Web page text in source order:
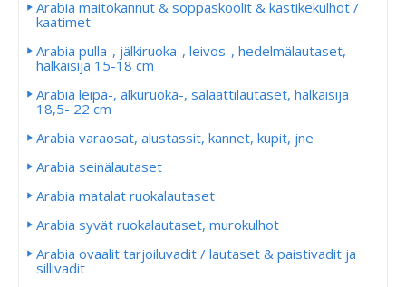
Arabia maitokannut & soppaskoolit & kastikekulhot /
kaatimet
Arabia pulla-, jälkiruoka-, leivos-, hedelmälautaset,
halkaisija 15-18 cm
Arabia leipä-, alkuruoka-, salaattilautaset, halkaisija
18,5- 22 cm
Arabia varaosat, alustassit, kannet, kupit, jne
Arabia seinälautaset
Arabia matalat ruokalautaset
Arabia syvät ruokalautaset, murokulhot
Arabia ovaalit tarjoiluvadit / lautaset & paistivadit ja
sillivadit